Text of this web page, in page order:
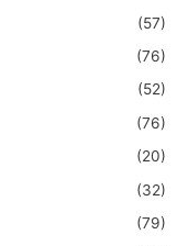
(57)
(76)
(52)
(76)
(20)
(32)
(79)